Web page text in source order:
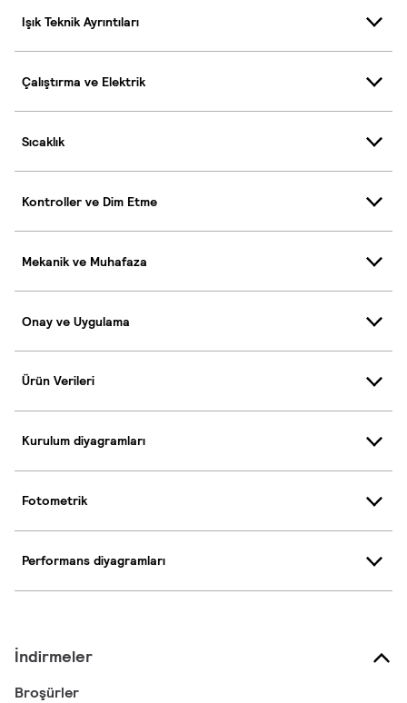
Işık Teknik Ayrıntıları
Çalıştırma ve Elektrik
Sıcaklık
Kontroller ve Dim Etme
Mekanik ve Muhafaza
Onay ve Uygulama
Ürün Verileri
Kurulum diyagramları
Fotometrik
Performans diyagramları
İndirmeler
Broşürler